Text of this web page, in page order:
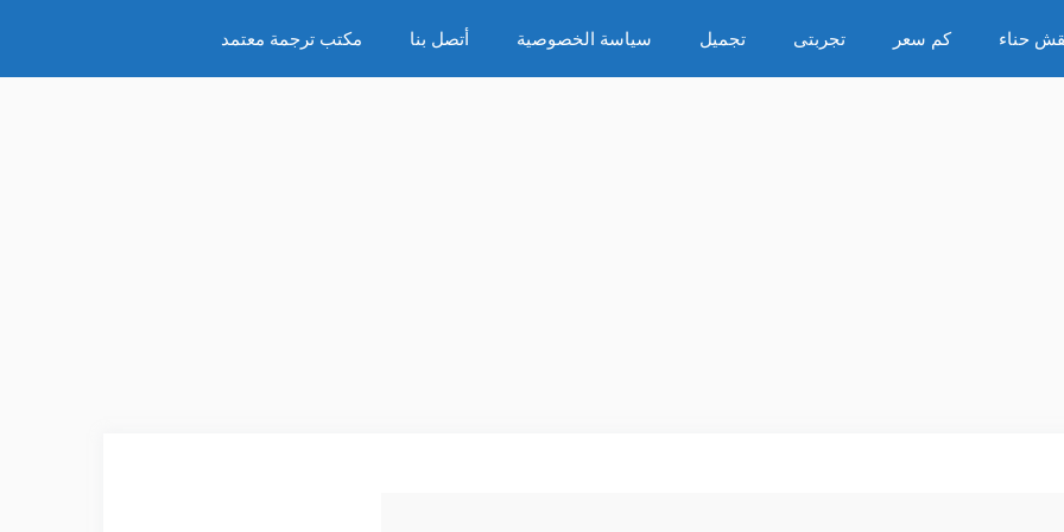
حناء كم سعر تجربتى تجميل سياسة الخصوصية أتصل بنا مكتب ترجمة معتمد